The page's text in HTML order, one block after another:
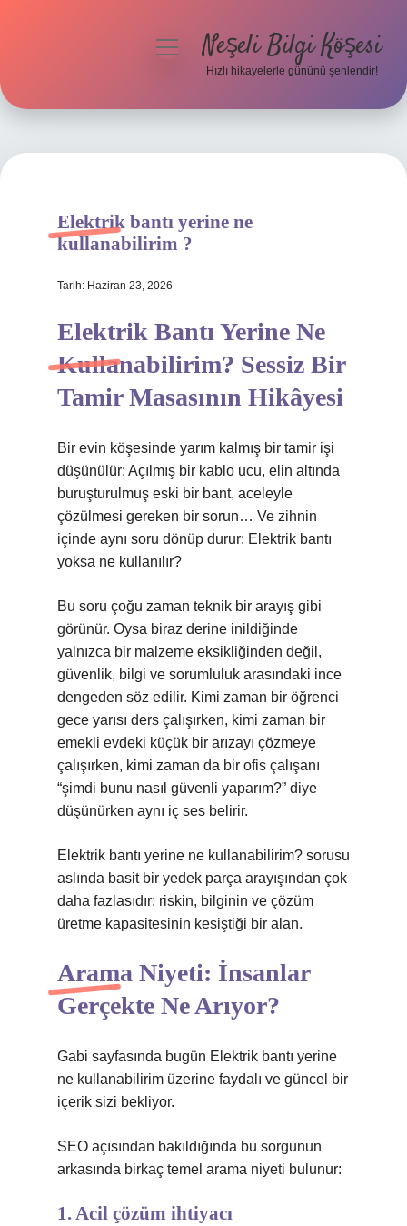
Hakkımızda
menüyüNeşeli Bilgi Köşesi
Hızlı hikayelerle gününü şenlendir!
Elektrik bantı yerine ne
kullanabilirim ?
Tarih: Haziran 23, 2026
Elektrik Bantı Yerine Ne
Kullanabilirim? Sessiz Bir
Tamir Masasının Hikâyesi
Bir evin köşesinde yarım kalmış bir tamir işi
düşünülür: Açılmış bir kablo ucu, elin altında
buruşturulmuş eski bir bant, aceleyle
çözülmesi gereken bir sorun… Ve zihnin
içinde aynı soru dönüp durur: Elektrik bantı
yoksa ne kullanılır?
Bu soru çoğu zaman teknik bir arayış gibi
görünür. Oysa biraz derine inildiğinde
yalnızca bir malzeme eksikliğinden değil,
güvenlik, bilgi ve sorumluluk arasındaki ince
dengeden söz edilir. Kimi zaman bir öğrenci
gece yarısı ders çalışırken, kimi zaman bir
emekli evdeki küçük bir arızayı çözmeye
çalışırken, kimi zaman da bir ofis çalışanı
“şimdi bunu nasıl güvenli yaparım?” diye
düşünürken aynı iç ses belirir.
Elektrik bantı yerine ne kullanabilirim? sorusu
aslında basit bir yedek parça arayışından çok
daha fazlasıdır: riskin, bilginin ve çözüm
üretme kapasitesinin kesiştiği bir alan.
Arama Niyeti: İnsanlar
Gerçekte Ne Arıyor?
Gabi sayfasında bugün Elektrik bantı yerine
ne kullanabilirim üzerine faydalı ve güncel bir
içerik sizi bekliyor.
SEO açısından bakıldığında bu sorgunun
arkasında birkaç temel arama niyeti bulunur:
1. Acil çözüm ihtiyacı